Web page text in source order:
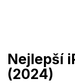
Nejlepší
(2024)